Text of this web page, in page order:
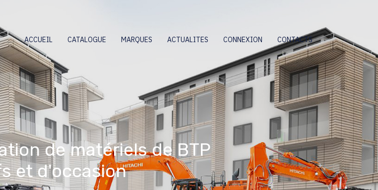
ACCUEIL CATALOGUE MARQUES ACTUALITES CONNEXION CONTACTS
de matériels de BTP
et d'occasion